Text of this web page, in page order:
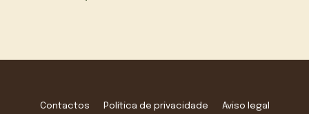
Contactos Política de privacidade Aviso legal